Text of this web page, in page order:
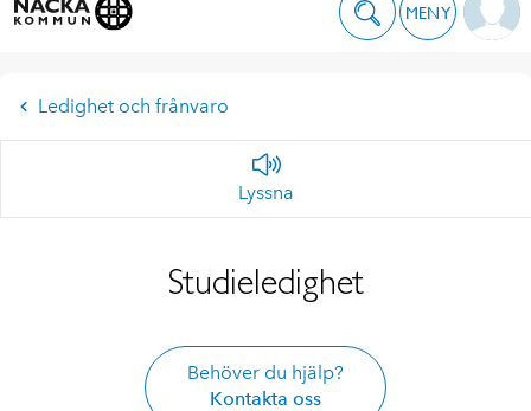
MENY
Ledighet och frånvaro
Lyssna
Studieledighet
Behöver du hjälp?
Kontakta oss